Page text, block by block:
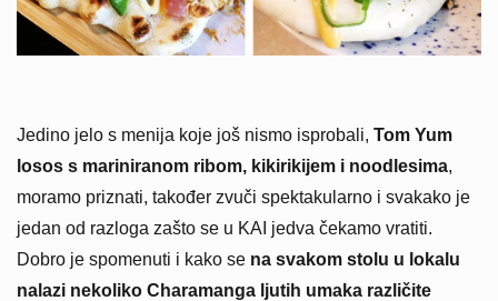
Jedino jelo s menija koje još nismo isprobali, Tom Yum
losos s mariniranom ribom, kikirikijem i noodlesima,
moramo priznati, također zvuči spektakularno i svakako je
jedan od razloga zašto se u KAI jedva čekamo vratiti.
Dobro je spomenuti i kako se na svakom stolu u lokalu
nalazi nekoliko Charamanga ljutih umaka različite